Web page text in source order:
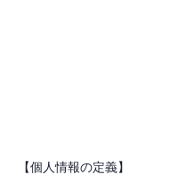
【個人情報の定義】